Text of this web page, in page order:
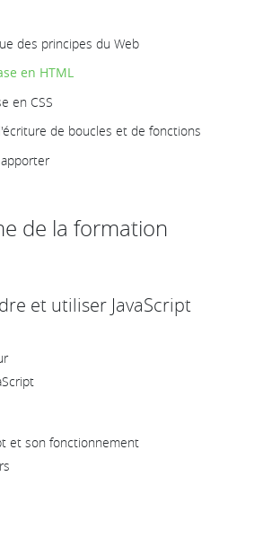
des principes du Web
en HTML
en CSS
de boucles et de fonctions
de la formation
et utiliser JavaScript
et son fonctionnement